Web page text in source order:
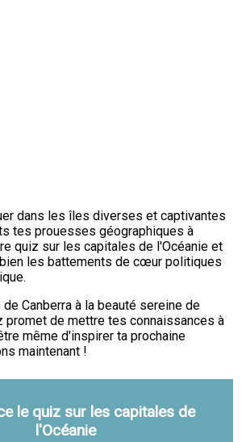
dans les îles diverses et captivantes
tes prouesses géographiques à
quiz sur les capitales de l'Océanie et
les battements de cœur politiques
Canberra à la beauté sereine de
promet de mettre tes connaissances à
même d'inspirer ta prochaine
maintenant !
le quiz sur les capitales de
l'Océanie